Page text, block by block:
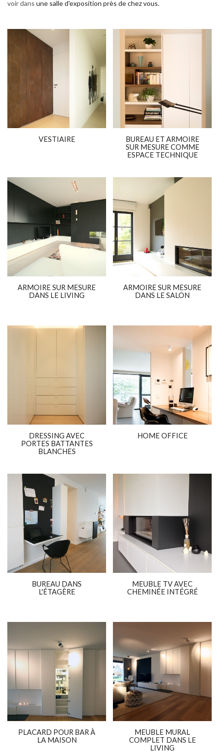
voir dans une salle d'exposition près de chez vous.
VESTIAIRE
BUREAU ET ARMOIRE
SUR MESURE COMME
ESPACE TECHNIQUE
ARMOIRE SUR MESURE
DANS LE LIVING
ARMOIRE SUR MESURE
DANS LE SALON
DRESSING AVEC
PORTES BATTANTES
BLANCHES
HOME OFFICE
BUREAU DANS
L'ÉTAGÈRE
MEUBLE TV AVEC
CHEMINÉE INTÉGRÉ
PLACARD POUR BAR À
LA MAISON
MEUBLE MURAL
COMPLET DANS LE
LIVING